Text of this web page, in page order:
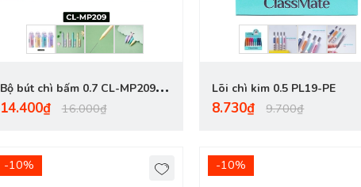
Bộ bút chì bấm 0.7 CL-MP209
Macarons
14.400₫ 16.000₫
Lõi chì kim 0.5 PL19-PE
8.730₫ 9.700₫
-10% -10%